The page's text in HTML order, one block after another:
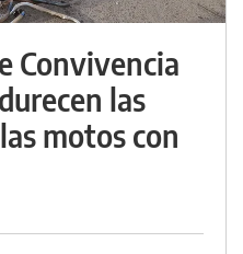
Convivencia
las
motos con